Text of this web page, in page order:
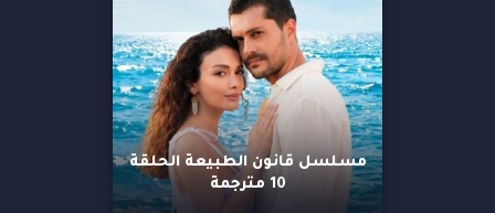
مسلسل قانون الطبيعة الحلقة
10 مترجمة